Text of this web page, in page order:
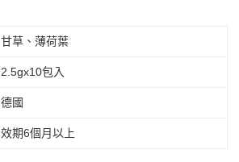
甘草、薄荷葉
2.5gx10包入
德國
效期6個月以上